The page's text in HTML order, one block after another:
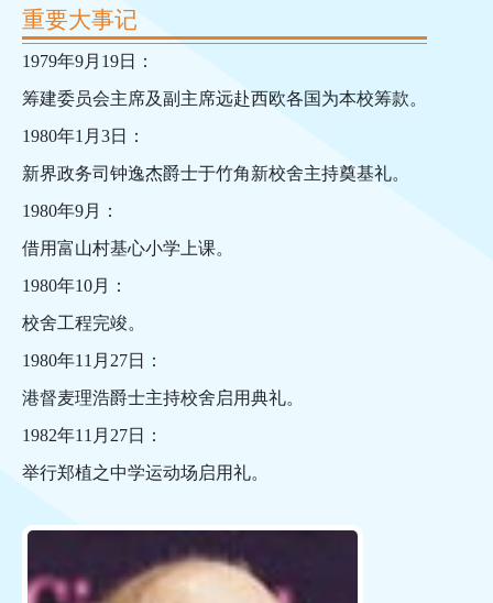
重要大事记
1979年9月19日：
筹建委员会主席及副主席远赴西欧各国为本校筹款。
1980年1月3日：
新界政务司钟逸杰爵士于竹角新校舍主持奠基礼。
1980年9月：
借用富山村基心小学上课。
1980年10月：
校舍工程完竣。
1980年11月27日：
港督麦理浩爵士主持校舍启用典礼。
1982年11月27日：
举行郑植之中学运动场启用礼。